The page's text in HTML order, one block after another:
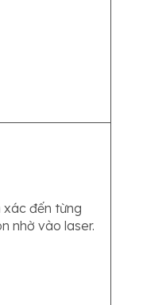
xác đến từng
nhờ vào laser.